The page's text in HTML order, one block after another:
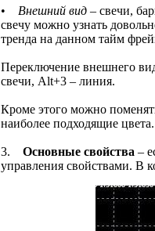
• Внешний вид – свечи,
свечу можно узнать
тренда на данном тайм
Переключение внешнего
свечи, Alt+3 – линия.
Кроме этого можно
наиболее подходящие цвета.
3. Основные свойства –
управления свойствами. В